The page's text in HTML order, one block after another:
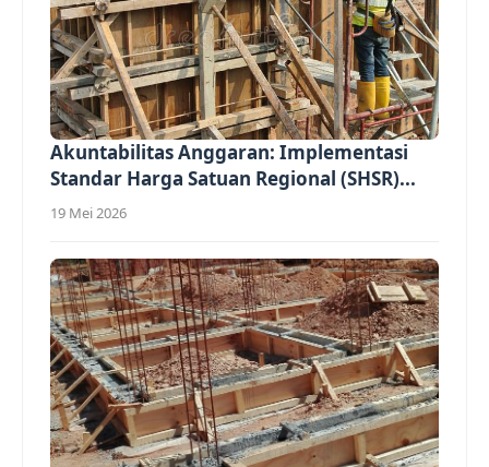
Akuntabilitas Anggaran: Implementasi
Standar Harga Satuan Regional (SHSR)...
19 Mei 2026